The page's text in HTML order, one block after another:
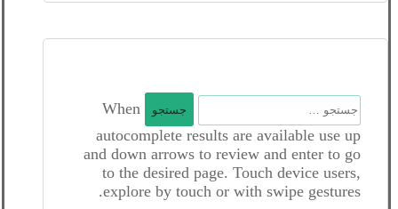
جستجو
برای:
When
autocomplete results are available use up
and down arrows to review and enter to go
to the desired page. Touch device users,
explore by touch or with swipe gestures.